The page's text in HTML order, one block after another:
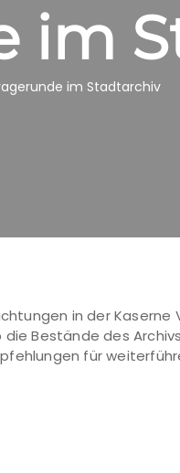
im
im Stadtarchiv
in der
Bestände des
für